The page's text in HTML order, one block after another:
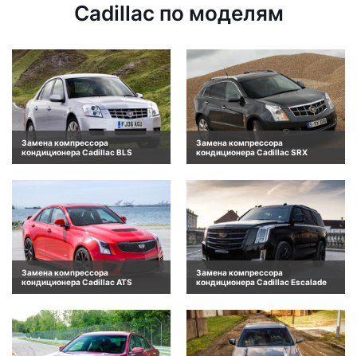
Cadillac по моделям
Замена компрессора
кондиционера Cadillac BLS
Замена компрессора
кондиционера Cadillac SRX
Замена компрессора
кондиционера Cadillac ATS
Замена компрессора
кондиционера Cadillac Escalade